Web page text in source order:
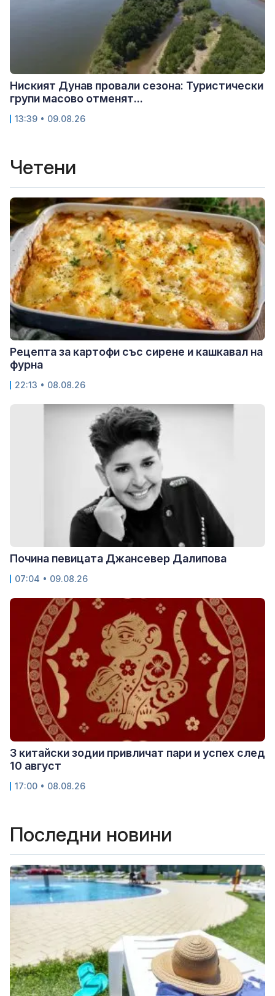
Ниският Дунав провали сезона: Туристически
групи масово отменят...
13:39 • 09.08.26
Четени
Рецепта за картофи със сирене и кашкавал на
фурна
22:13 • 08.08.26
Почина певицата Джансевер Далипова
07:04 • 09.08.26
3 китайски зодии привличат пари и успех след
10 август
17:00 • 08.08.26
Последни новини